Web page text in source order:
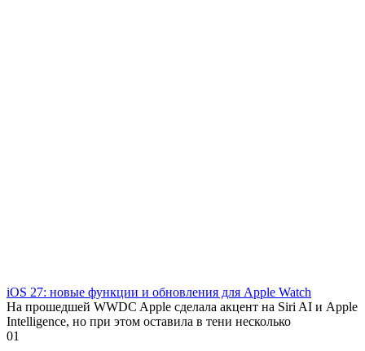
iOS 27: новые функции и обновления для Apple Watch
На прошедшей WWDC Apple сделала акцент на Siri AI и Apple
Intelligence, но при этом оставила в тени несколько
01